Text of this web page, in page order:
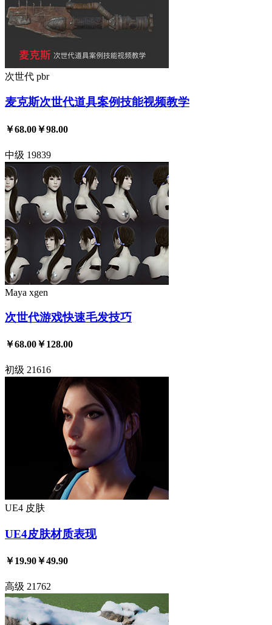
次世代 pbr
麦克斯次世代道具案例技能视频教学
￥68.00￥98.00
中级 19839
Maya xgen
次世代游戏快速毛发技巧
￥68.00￥128.00
初级 21616
UE4 皮肤
UE4皮肤材质表现
￥19.90￥49.90
高级 21762